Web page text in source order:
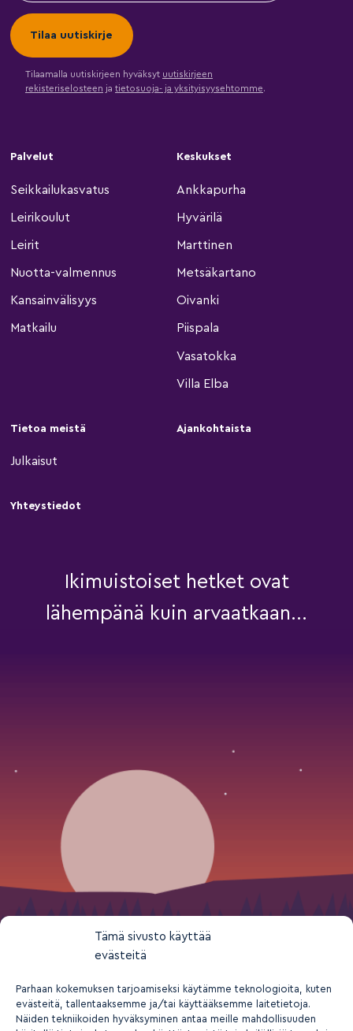
Tämä sivusto käyttää
evästeitä
Parhaan kokemuksen tarjoamiseksi käytämme teknologioita, kuten
evästeitä, tallentaaksemme ja/tai käyttääksemme laitetietoja.
Näiden tekniikoiden hyväksyminen antaa meille mahdollisuuden
Tilaamalla uutiskirjeen hyväksyt uutiskirjeen
rekisteriselosteen ja tietosuoja- ja yksityisyysehtomme.
Palvelut
Seikkailukasvatus
Leirikoulut
Leirit
Nuotta-valmennus
Kansainvälisyys
Matkailu
Keskukset
Ankkapurha
Hyvärilä
Marttinen
Metsäkartano
Oivanki
Piispala
Vasatokka
Villa Elba
Tietoa meistä
Julkaisut
Ajankohtaista
Yhteystiedot
Ikimuistoiset hetket ovat
lähempänä kuin arvaatkaan...